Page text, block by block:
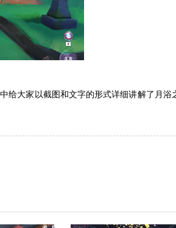
给大家以截图和文字的形式详细讲解了月浴